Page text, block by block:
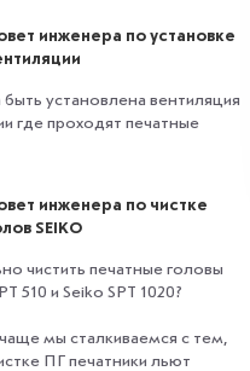
инженера по установке
установлена вентиляция
где проходят печатные
инженера по чистке
SEIKO
чистить печатные головы
510 и Seiko SPT 1020?
мы сталкиваемся с тем,
ПГ печатники льют